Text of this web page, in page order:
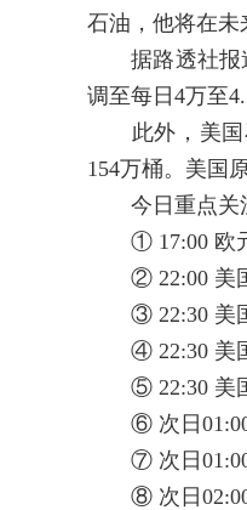
石油，他将在未
据路透社报道
调至每日4万至
此外，美国石
154万桶。美国
今日重点关注
① 17:00 欧元
② 22:00 美国
③ 22:30 美国
④ 22:30 美国
⑤ 22:30 美国
⑥ 次日01:00
⑦ 次日01:00
⑧ 次日02:00